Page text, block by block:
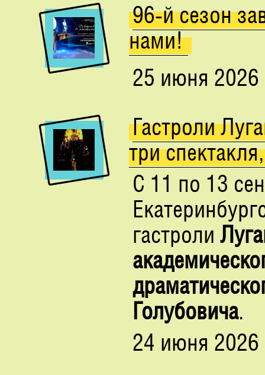
96-й сезон
нами!
25 июня 2026
Гастроли
три
С 11 по 13
гастроли
Голубовича.
24 июня 2026